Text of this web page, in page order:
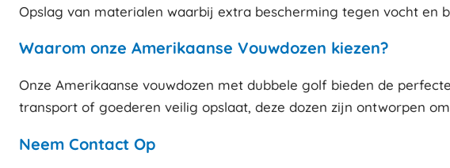
Opslag van materialen waarbij extra bescherming tegen vocht en
Waarom onze Amerikaanse Vouwdozen kiezen?
Onze Amerikaanse vouwdozen met dubbele golf bieden de
transport of goederen veilig opslaat, deze dozen zijn ontworpen
Neem Contact Op